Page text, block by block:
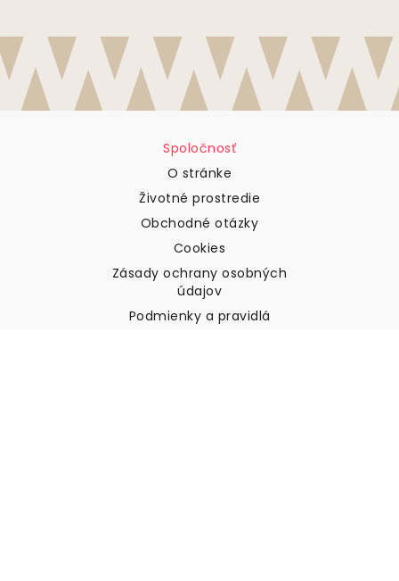
Spoločnosť
O stránke
Životné prostredie
Obchodné otázky
Cookies
Zásady ochrany osobných
údajov
Podmienky a pravidlá